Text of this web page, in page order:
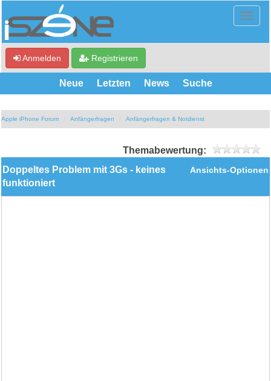
Anmelden Registrieren
Neue Letzten News Suche
Apple iPhone Forum Anfängerfragen Anfängerfragen & Notdienst
Themabewertung:
Ansichts-Optionen
Doppeltes Problem mit 3Gs - keines
funktioniert